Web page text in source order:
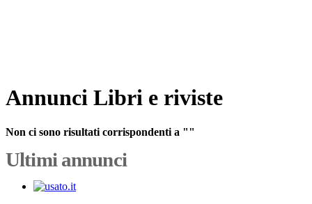
Annunci Libri e riviste
Non ci sono risultati corrispondenti a ""
Ultimi annunci